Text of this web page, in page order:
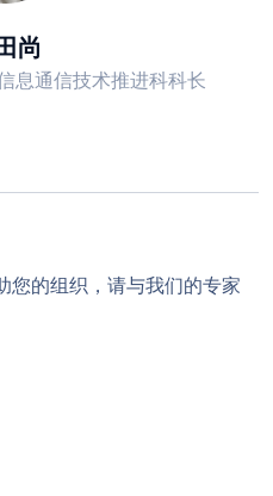
尚
息通信技术推进科科长
您的组织，请与我们的专家